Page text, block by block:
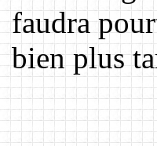
faudra
bien plus